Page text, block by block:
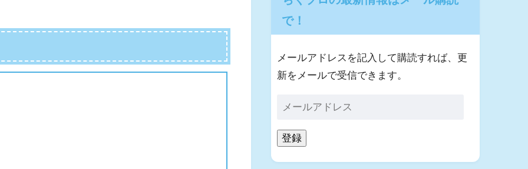
で！
メールアドレスを記入して購読すれば、更
新をメールで受信できます。
登録